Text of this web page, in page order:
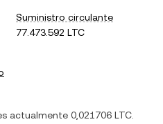
Suministro circulante
77.473.592 LTC
actualmente 0,021706 LTC